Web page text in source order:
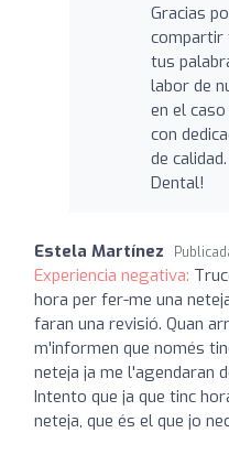
Gracias
compartir
tus
labor de
en el
con
de
Dental!
Estela Martínez
Experiencia negativa:
hora per fer-me una
faran una revisió. Quan
m'informen que només
neteja ja me l'agendaran
Intento que ja que tinc
neteja, que és el que jo